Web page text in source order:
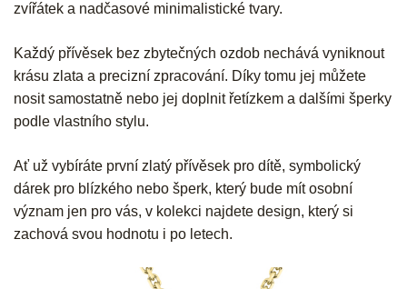
zvířátek a nadčasové minimalistické tvary.
Každý přívěsek bez zbytečných ozdob nechává vyniknout
krásu zlata a precizní zpracování. Díky tomu jej můžete
nosit samostatně nebo jej doplnit řetízkem a dalšími šperky
podle vlastního stylu.
Ať už vybíráte první zlatý přívěsek pro dítě, symbolický
dárek pro blízkého nebo šperk, který bude mít osobní
význam jen pro vás, v kolekci najdete design, který si
zachová svou hodnotu i po letech.